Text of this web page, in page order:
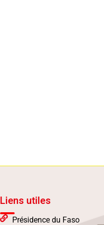
Liens utiles
Présidence du Faso